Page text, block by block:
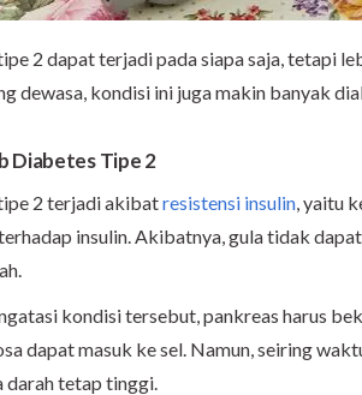
2 dapat terjadi pada siapa saja, tetapi
dewasa, kondisi ini juga makin banyak
Diabetes Tipe 2
2 terjadi akibatresistensi insulin, yaitu
insulin. Akibatnya, gula tidak
kondisi tersebut, pankreas harus
dapat masuk ke sel. Namun, seiring
darah tetap tinggi.